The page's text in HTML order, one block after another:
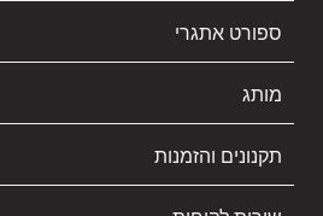
ספורט אתגרי
מותג
תקנונים והזמנות